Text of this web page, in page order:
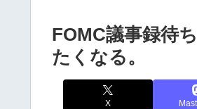
FOMC議事録待
たくなる。
X